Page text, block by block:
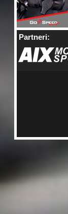
Partneri: